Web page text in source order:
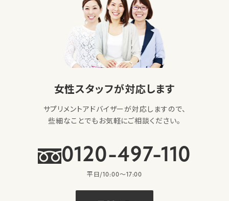
女性スタッフが対応します
サプリメントアドバイザーが対応しますので、
些細なことでもお気軽にご相談ください。
0120-497-110
平日/10:00〜17:00